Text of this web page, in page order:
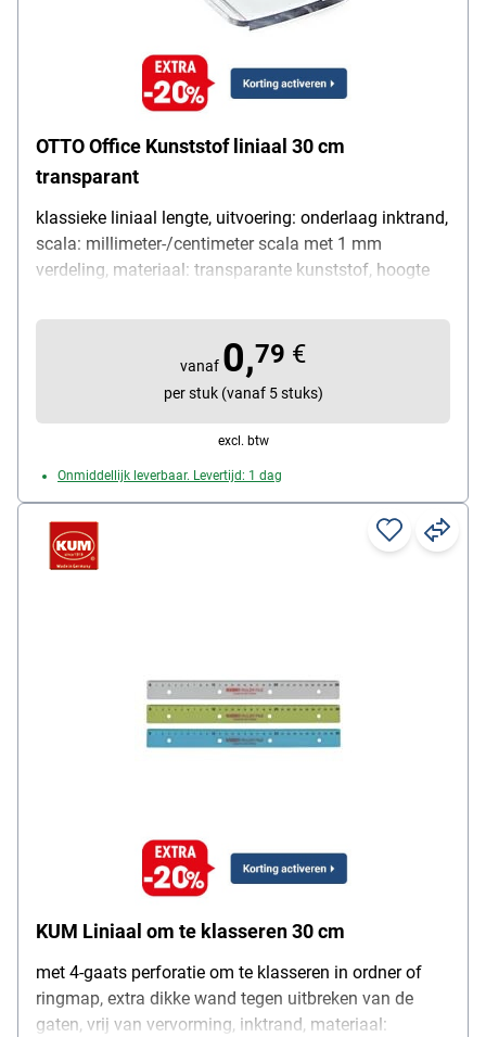
OTTO Office Kunststof liniaal 30 cm
transparant
klassieke liniaal lengte, uitvoering: onderlaag inktrand,
scala: millimeter-/centimeter scala met 1 mm
verdeling, materiaal: transparante kunststof, hoogte
31,9 cm, lengte van de scala: 30 cm
vanaf 0,79 €
per stuk (vanaf 5 stuks)
excl. btw
Onmiddellijk leverbaar. Levertijd: 1 dag
KUM Liniaal om te klasseren 30 cm
met 4-gaats perforatie om te klasseren in ordner of
ringmap, extra dikke wand tegen uitbreken van de
gaten, vrij van vervorming, inktrand, materiaal: